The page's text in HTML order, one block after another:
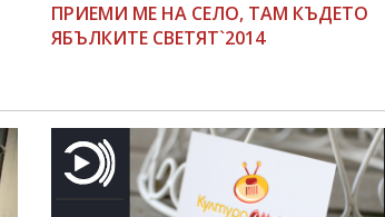
ПРИЕМИ МЕ НА СЕЛО, ТАМ КЪДЕТО
ЯБЪЛКИТЕ СВЕТЯТ`2014